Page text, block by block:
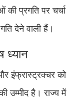
प्रगति पर चर्चा
देने वाली हैं।
ध्यान
इंफ्रास्ट्रक्चर को
उम्मीद है। राज्य में